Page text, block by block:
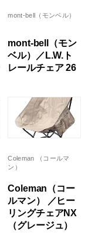
mont-bell（モンベル）
mont-bell（モン
ベル）／L.W.ト
レールチェア 26
Coleman （コールマ
ン）
Coleman（コー
ルマン） ／ヒー
リングチェアNX
（グレージュ）